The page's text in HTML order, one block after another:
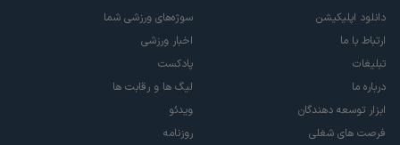
دانلود اپلیکیشن
ارتباط با ما
تبلیغات
درباره ما
ابزار توسعه دهندگان
فرصت های شغلی
سوژه‌های ورزشی شما
اخبار ورزشی
پادکست
لیگ ها و رقابت ها
ویدئو
روزنامه